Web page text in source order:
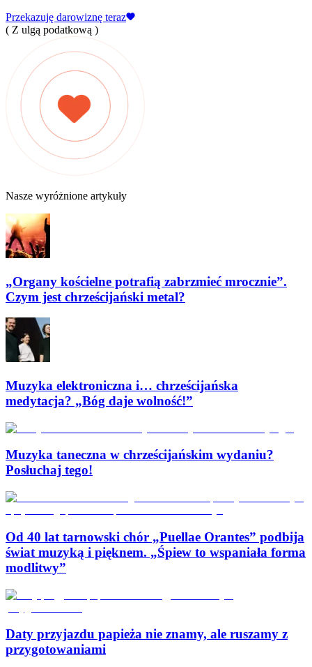
Przekazuję darowiznę teraz
( Z ulgą podatkową )
Nasze wyróżnione artykuły
„Organy kościelne potrafią zabrzmieć mrocznie”.
Czym jest chrześcijański metal?
Muzyka elektroniczna i… chrześcijańska
medytacja? „Bóg daje wolność!”
Muzyka taneczna w chrześcijańskim wydaniu?
Posłuchaj tego!
Od 40 lat tarnowski chór „Puellae Orantes” podbija
świat muzyką i pięknem. „Śpiew to wspaniała forma
modlitwy”
Daty przyjazdu papieża nie znamy, ale ruszamy z
przygotowaniami